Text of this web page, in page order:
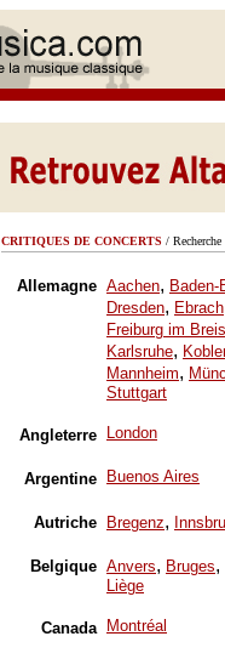
CRITIQUES DE CONCERTS /
Allemagne Aachen, Baden-
Dresden, Ebrach
Freiburg im
Karlsruhe,
Mannheim,
Stuttgart
Angleterre London
Argentine Buenos Aires
Autriche Bregenz,
Belgique Anvers, Bruges,
Liège
Canada Montréal